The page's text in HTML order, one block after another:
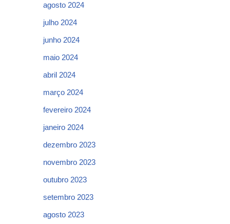
agosto 2024
julho 2024
junho 2024
maio 2024
abril 2024
março 2024
fevereiro 2024
janeiro 2024
dezembro 2023
novembro 2023
outubro 2023
setembro 2023
agosto 2023